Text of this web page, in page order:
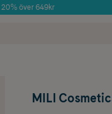
över 649kr
MILI